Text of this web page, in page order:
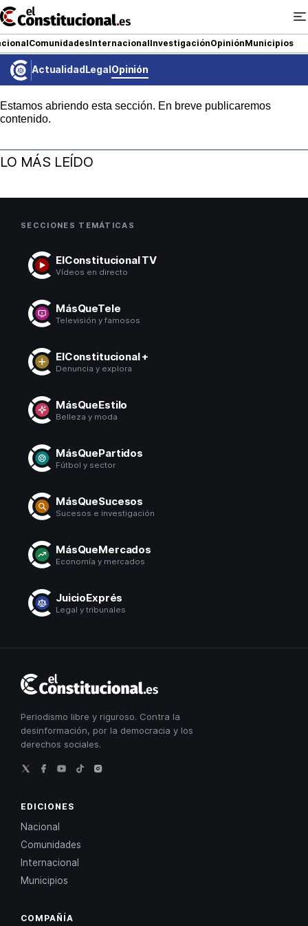
Ir
al
contenido
ComunidadesInternacionalInvestigaciónOpiniónMunicipios
NACIONAL
ElConstitucional TV
ElConstitucional +
MásQueEstilo
MásQuePartidos
MásQueSucesos
JuicioExprés
INVESTIGACIÓN
INTERNACIONAL
OPINIÓN
MUNICIPIOS
ActualidadLegalOpinión
Estamos abriendo esta sección. En breve publicaremos
contenido.
LO MÁS LEÍDO
SECCIONES TEMÁTICAS
ElConstitucional TV
Vídeos en directo
MásQueTele
Televisión y famosos
ElConstitucional +
Denuncia y explora
MásQueEstilo
Belleza y moda
MásQuePartidos
Fútbol y sector
MásQueSucesos
Sucesos e investigación
MásQueMercados
Economía y mercados
JuicioExprés
Legal y tribunales
Constitucional
Periodismo libre y riguroso. Contra la
desinformación, por la democracia y los
derechos sociales.
EDICIONES
Nacional
Comunidades
Internacional
Municipios
COMPAÑÍA